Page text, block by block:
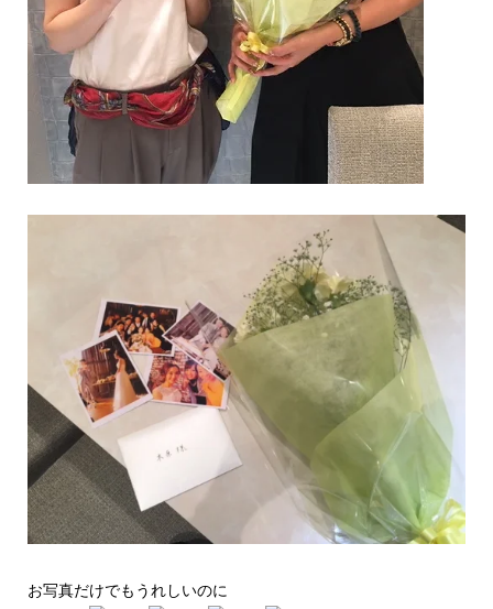
お写真だけでもうれしいのに